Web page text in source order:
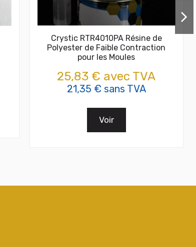
Crystic RTR4010PA Résine de
Polyester de Faible Contraction
pour les Moules
25,83 € avec TVA
21,35 € sans TVA
Voir